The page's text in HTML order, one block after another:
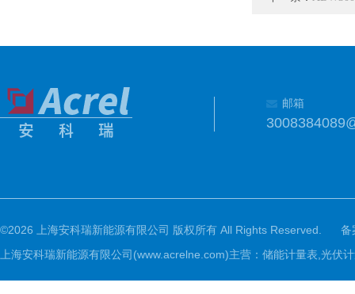
邮箱
©2026 上海安科瑞新能源有限公司 版权所有 All Rights Reserved.
备
上海安科瑞新能源有限公司(www.acrelne.com)主营：储能计量表,光伏